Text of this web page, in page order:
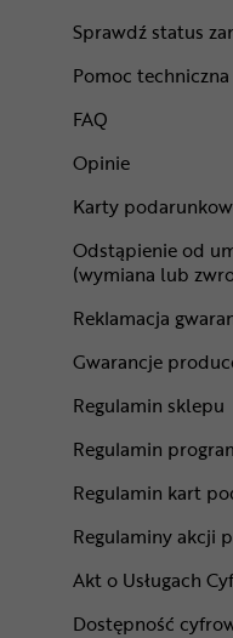
Sprawdź status
Pomoc techniczna
FAQ
Opinie
Karty
Odstąpienie od
(wymiana lub
Reklamacja
Gwarancje
Regulamin sklepu
Regulamin
Regulamin kart
Regulaminy akcji
Akt o Usługach
Dostępność